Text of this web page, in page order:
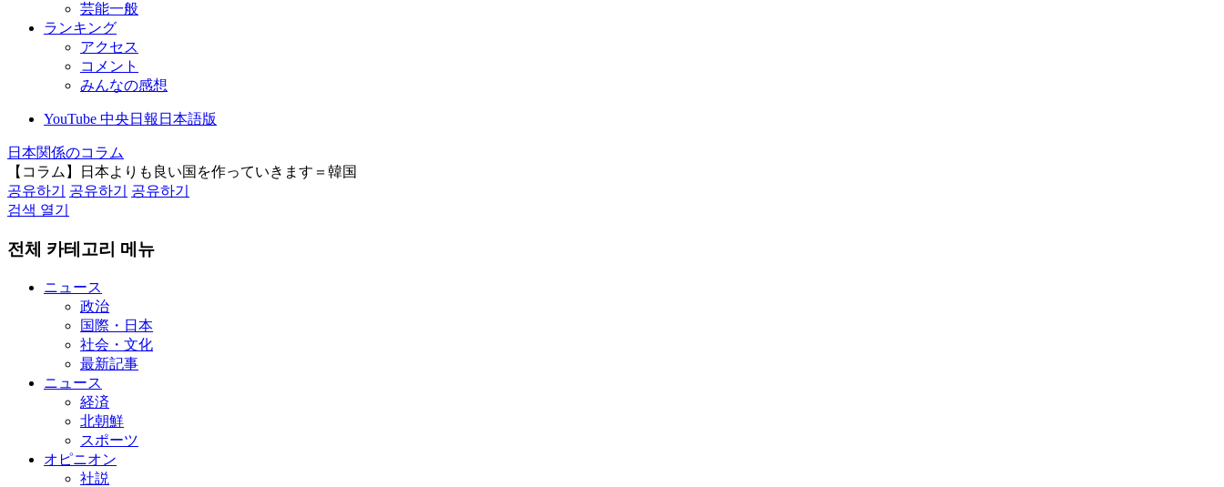
芸能一般
ランキング
アクセス
コメント
みんなの感想
YouTube 中央日報日本語版
日本関係のコラム
【コラム】日本よりも良い国を作っていきます＝韓国
공유하기
공유하기
공유하기
검색 열기
전체 카테고리 메뉴
ニュース
政治
国際・日本
社会・文化
最新記事
ニュース
経済
北朝鮮
スポーツ
オピニオン
社説